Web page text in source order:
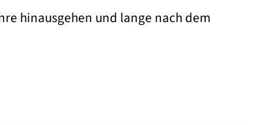
hinausgehen und lange nach dem